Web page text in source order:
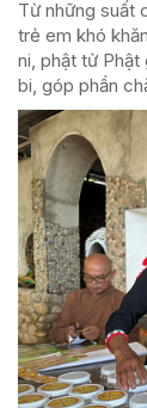
Từ những suất
trẻ em khó
ni, phật tử
bi, góp phần